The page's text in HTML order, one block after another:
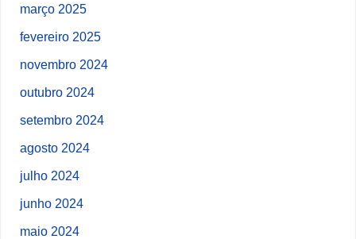
março 2025
fevereiro 2025
novembro 2024
outubro 2024
setembro 2024
agosto 2024
julho 2024
junho 2024
maio 2024